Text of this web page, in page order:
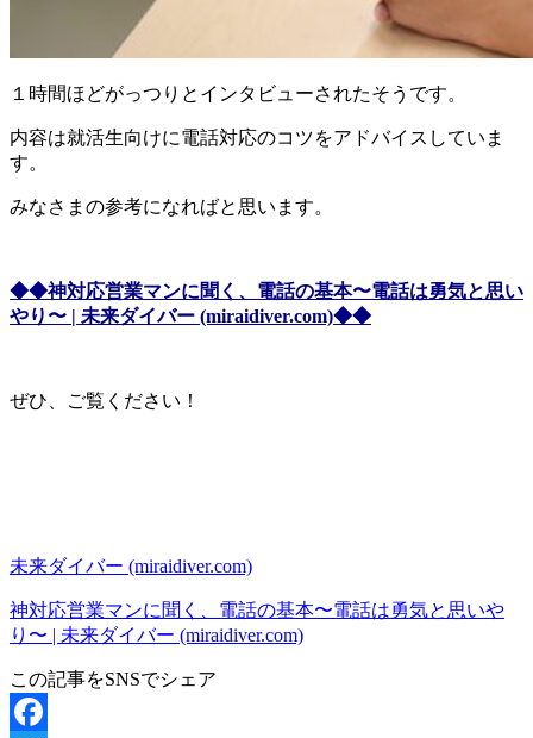
１時間ほどがっつりとインタビューされたそうです。
内容は就活生向けに電話対応のコツをアドバイスしていま
す。
みなさまの参考になればと思います。
◆◆神対応営業マンに聞く、電話の基本〜電話は勇気と思い
やり〜 | 未来ダイバー (miraidiver.com)◆◆
ぜひ、ご覧ください！
未来ダイバー (miraidiver.com)
神対応営業マンに聞く、電話の基本〜電話は勇気と思いや
り〜 | 未来ダイバー (miraidiver.com)
この記事をSNSでシェア